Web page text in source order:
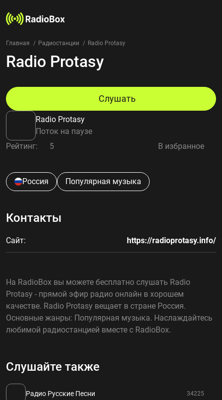
Радиостанции
Страны
Избранное
О нас
Добавить радиостанцию
Конфиденциальность
Главная Радиостанции Radio Protasy
Radio Protasy
Radio Protasy
Поток на паузе
Слушать
Рейтинг: 5 В избранное
Россия Популярная музыка
Контакты
Сайт: https://radioprotasy.info/
На RadioBox вы можете бесплатно слушать Radio
Protasy - прямой эфир радио онлайн в хорошем
качестве. Radio Protasy вещает в стране Россия.
Основные жанры: Популярная музыка. Наслаждайтесь
любимой радиостанцией вместе с RadioBox.
Слушайте также
Радио Русские Песни 34225